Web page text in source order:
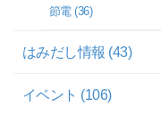
節電 (36)
はみだし情報 (43)
イベント (106)